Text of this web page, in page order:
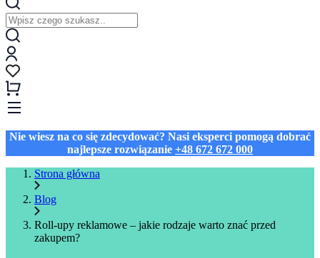
Nie wiesz na co się zdecydować? Nasi eksperci pomogą dobrać
najlepsze rozwiązanie +48 672 672 000
Strona główna
Blog
Roll-upy reklamowe – jakie rodzaje warto znać przed
zakupem?